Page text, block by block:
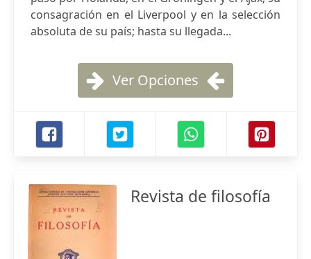
consagración en el Liverpool y en la selección
absoluta de su país; hasta su llegada...
Ver Opciones
Revista de filosofía